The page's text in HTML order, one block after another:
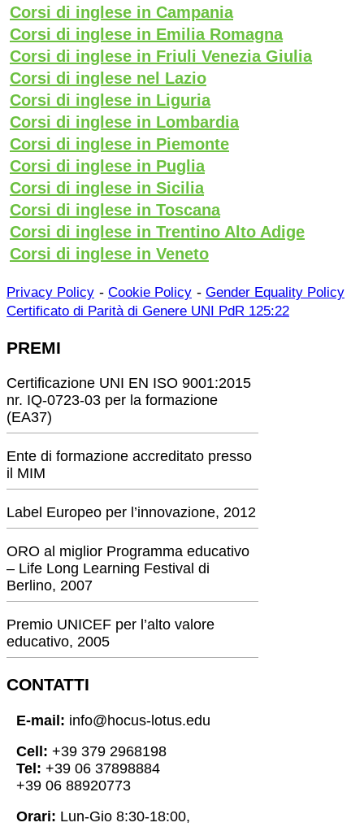
Corsi di inglese in Campania
Corsi di inglese in Emilia Romagna
Corsi di inglese in Friuli Venezia Giulia
Corsi di inglese nel Lazio
Corsi di inglese in Liguria
Corsi di inglese in Lombardia
Corsi di inglese in Piemonte
Corsi di inglese in Puglia
Corsi di inglese in Sicilia
Corsi di inglese in Toscana
Corsi di inglese in Trentino Alto Adige
Corsi di inglese in Veneto
Privacy Policy - Cookie Policy - Gender Equality Policy
Certificato di Parità di Genere UNI PdR 125:22
PREMI
Certificazione UNI EN ISO 9001:2015
nr. IQ-0723-03 per la formazione
(EA37)
Ente di formazione accreditato presso
il MIM
Label Europeo per l’innovazione, 2012
ORO al miglior Programma educativo
– Life Long Learning Festival di
Berlino, 2007
Premio UNICEF per l’alto valore
educativo, 2005
CONTATTI
E-mail: info@hocus-lotus.edu
Cell: +39 379 2968198
Tel: +39 06 37898884
+39 06 88920773
Orari: Lun-Gio 8:30-18:00,